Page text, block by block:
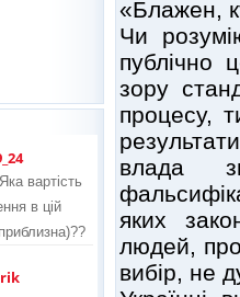
«Блажен,
Чи
публічно
зору
процесу,
влада
яких
людей,
вибір, не